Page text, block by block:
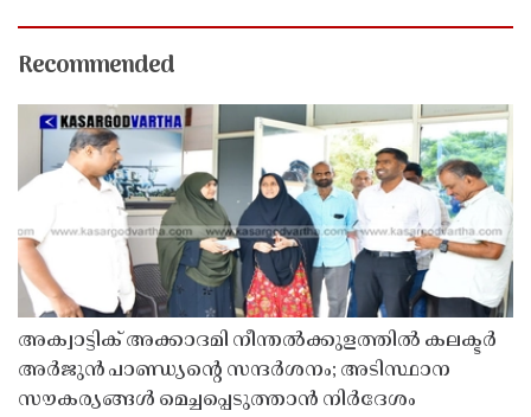
Recommended
അക്വാട്ടിക് അക്കാദമി നീന്തൽക്കുളത്തിൽ കലക്ടർ
അർജുൻ പാണ്ഡ്യൻ്റെ സന്ദർശനം; അടിസ്ഥാന
സൗകര്യങ്ങൾ മെച്ചപ്പെടുത്താൻ നിർദേശം